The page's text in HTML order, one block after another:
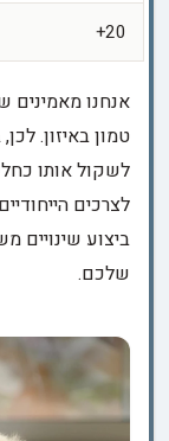
20+
אנחנו מאמינים
טמון באיזון.
לשקול אותו
לצרכים
ביצוע שינויים
שלכם.